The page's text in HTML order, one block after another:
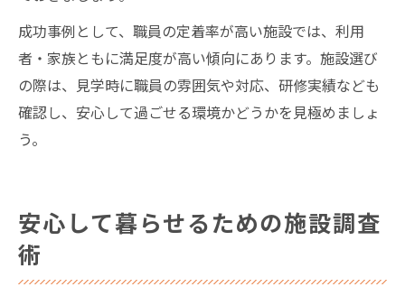
成功事例として、職員の定着率が高い施設では、利用
者・家族ともに満足度が高い傾向にあります。施設選び
の際は、見学時に職員の雰囲気や対応、研修実績なども
確認し、安心して過ごせる環境かどうかを見極めましょ
う。
安心して暮らせるための施設調査
術